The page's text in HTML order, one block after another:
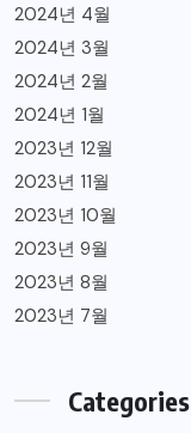
2024년 4월
2024년 3월
2024년 2월
2024년 1월
2023년 12월
2023년 11월
2023년 10월
2023년 9월
2023년 8월
2023년 7월
Categories